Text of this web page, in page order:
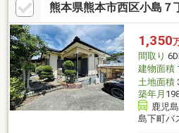
熊本県熊本市西区小島７
1,350
間取り
建物面積
土地面積
築年月
鹿児
島下町バ